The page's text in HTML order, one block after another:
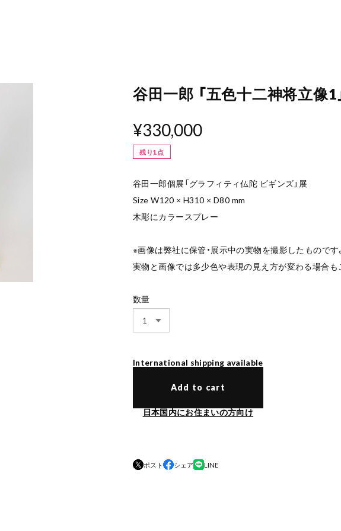
谷田一郎 「五色十二神将立像1
¥330,000
残り1点
谷田一郎個展「グラフィティ仏陀 ビギンズ」展
Size W120 × H310 × D80 mm
木彫にカラースプレー
※画像は弊社に保管・展示中の実物を撮影したものです。
実物と画像では多少色や表現の見え方が変わる場合も
数量
International shipping available
Add to cart
日本国内にお住まいの方向け
ポスト シェア LINE